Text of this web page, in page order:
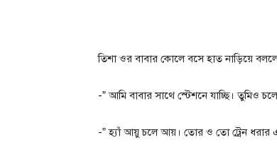
তিশা ওর বাবার কোলে বসে হাত নাড়িয়ে
-” আমি বাবার সাথে স্টেশনে যাচ্ছি। তুমিও
-” হ্যাঁ আয়ু চলে আয়। তোর ও তো ট্রেন ধরার